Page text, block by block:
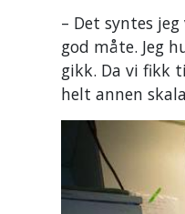
– Det syntes
god måte. Jeg
gikk. Da vi fikk
helt annen